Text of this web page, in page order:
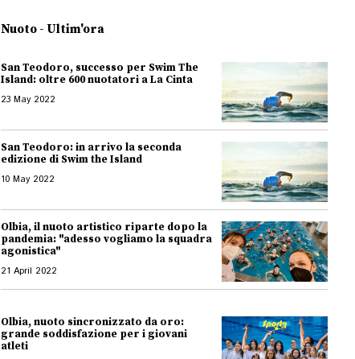
Nuoto - Ultim'ora
San Teodoro, successo per Swim The
Island: oltre 600 nuotatori a La Cinta
23 May 2022
San Teodoro: in arrivo la seconda
edizione di Swim the Island
10 May 2022
Olbia, il nuoto artistico riparte dopo la
pandemia: "adesso vogliamo la squadra
agonistica"
21 April 2022
Olbia, nuoto sincronizzato da oro:
grande soddisfazione per i giovani
atleti